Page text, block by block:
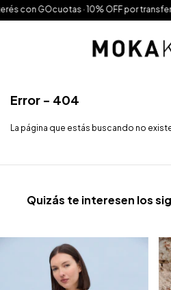
con GOcuotas · 10% OFF por
Error - 404
La página que estás buscando no
Quizás te interesen los